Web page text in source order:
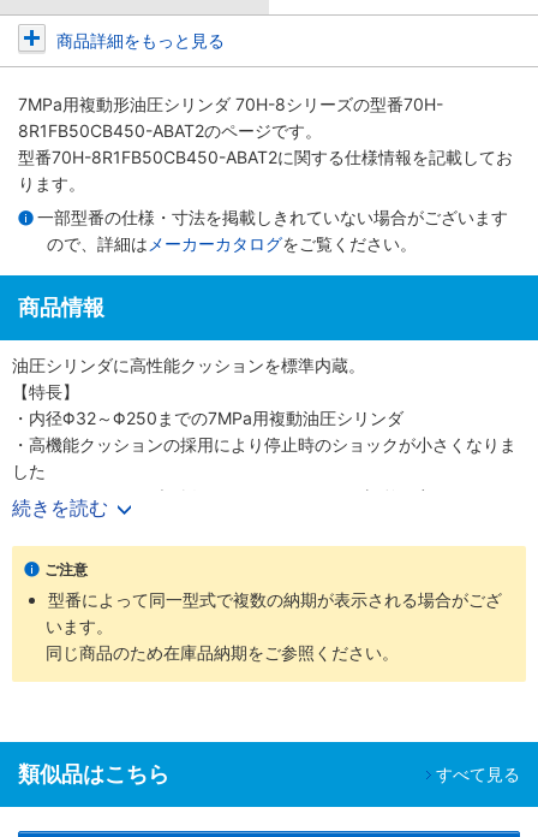
商品詳細をもっと見る
7MPa用複動形油圧シリンダ 70H-8シリーズの型番70H-
8R1FB50CB450-ABAT2のページです。
型番70H-8R1FB50CB450-ABAT2に関する仕様情報を記載してお
ります。
一部型番の仕様・寸法を掲載しきれていない場合がございます
ので、詳細は メーカーカタログをご覧ください。
商品情報
油圧シリンダに高性能クッションを標準内蔵。
【特長】
・内径Φ32～Φ250までの7MPa用複動油圧シリンダ
・高機能クッションの採用により停止時のショックが小さくなりま
した
・クッションバルブの採用により、クッション調整が容易になりま
した
・クッションバルブは、安全対策として、抜け止め機構、およびゆ
るみ止め用ロックナットを採用しました
・バリエーション豊富かつ保全性を良くした、小形スイッチを標準
化しました
続きを読む
ご注意
型番によって同一型式で複数の納期が表示される場合がござ
います。
同じ商品のため在庫品納期をご参照ください。
類似品はこちら すべて見る